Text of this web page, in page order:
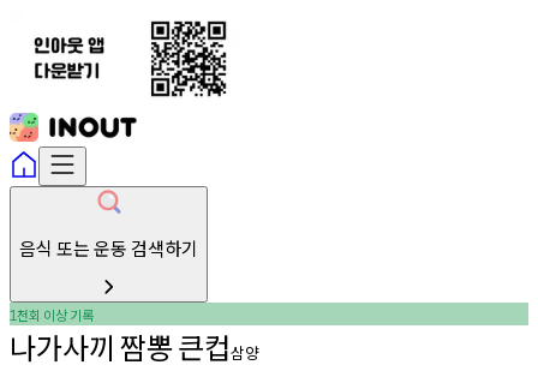
음식 또는 운동 검색하기
1천회 이상기록
나가사끼 짬뽕큰컵삼양